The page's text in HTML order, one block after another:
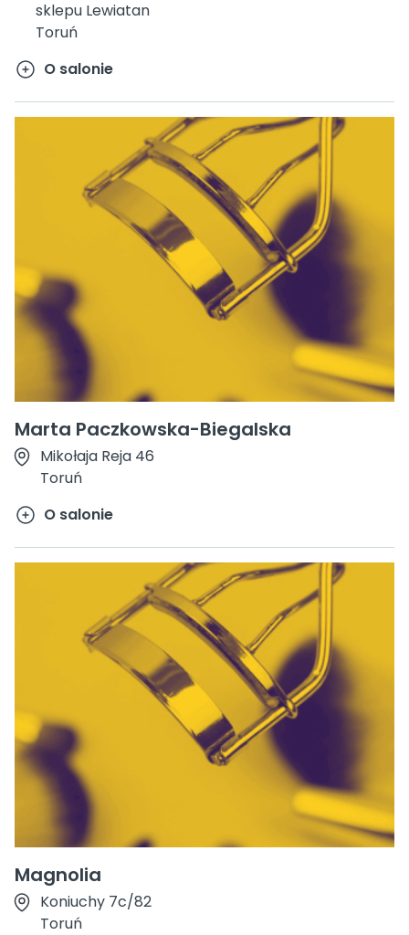
sklepu Lewiatan
Toruń
O salonie
Marta Paczkowska-Biegalska
Mikołaja Reja 46
Toruń
O salonie
Magnolia
Koniuchy 7c/82
Toruń